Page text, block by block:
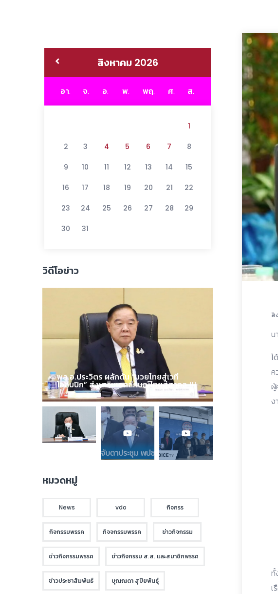
สิ
น
ไ
ค
ผู้
ง
ทั้
เ
สิงหาคม 2026
อา. จ. อ. พ. พฤ. ศ. ส.
1
2 3 4 5 6 7 8
9 10 11 12 13 14 15
16 17 18 19 20 21 22
23 24 25 26 27 28 29
30 31
วิดีโอข่าว
พล.อ.ประวิตร ผลักดัน “มวยไทยสู่เวที
โอลิมปิก” ส่งเสริมเอกลักษณ์ไทยสู่สากล !!!
หมวดหมู่
News vdo กิจกรร
กิจกรรมพรรค กิจจกรรมพรรค ข่าวกิจกรรม
ข่าวกิจกรรมพรรค ข่าวกิจกรรม ส.ส. และสมาชิกพรรค
ข่าวประชาสัมพันธ์ บุณณดา สุปิยพันธุ์